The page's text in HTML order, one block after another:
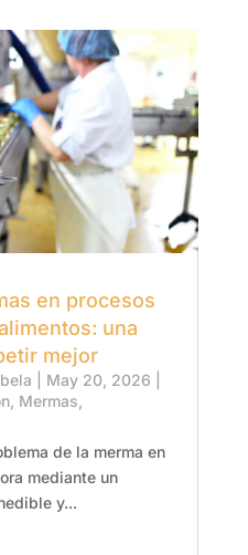
en procesos
una
mejor
May 20, 2026
, Mermas
de la merma en
mediante un
y...